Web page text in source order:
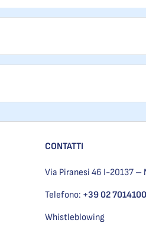
CONTATTI
Via Piranesi 46 I-20137 –
Telefono: +39 02
Whistleblowing